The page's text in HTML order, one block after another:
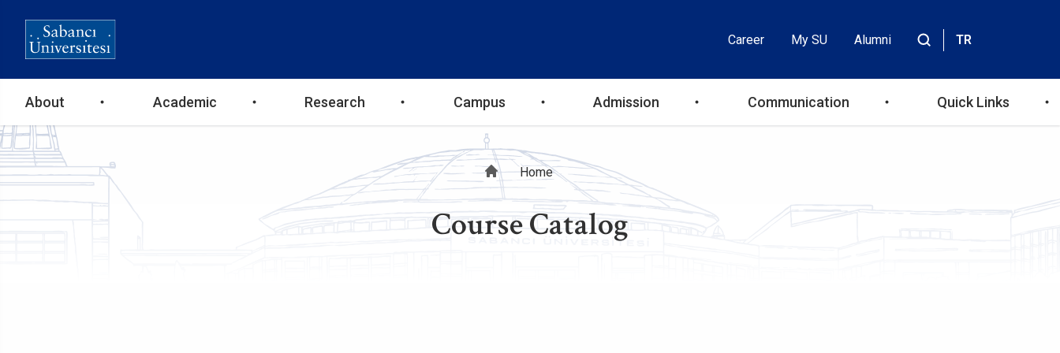
Header
Top
Career My SU
Alumni
TR
Ana
gezinti
menüsü
About Academic Research Campus Admission Communication Quick Links
Breadcrumb
Home
Course Catalog